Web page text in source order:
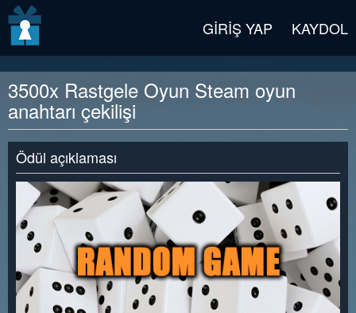
GIRIŞ YAP KAYDOL
3500x Rastgele Oyun Steam oyun
anahtarı çekilişi
Ödül açıklaması